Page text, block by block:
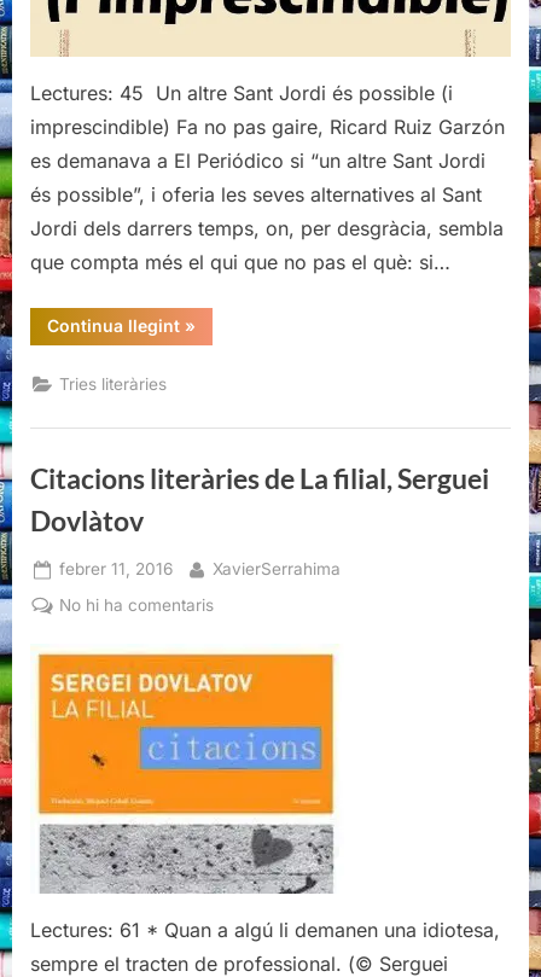
Lectures: 45 Un altre Sant Jordi és possible (i
imprescindible) Fa no pas gaire, Ricard Ruiz Garzón
es demanava a El Periódico si “un altre Sant Jordi
és possible”, i oferia les seves alternatives al Sant
Jordi dels darrers temps, on, per desgràcia, sembla
que compta més el qui que no pas el què: si…
Continua llegint“Tria
per
»
Tries literàries
Citacions literàries de La filial, Serguei
Dovlàtov
Posted
on
febrer 11, 2016 By
XavierSerrahima
No hi ha comentarisa
literàries
de
filial,
Serguei
Lectures: 61 * Quan a algú li demanen una idiotesa,
sempre el tracten de professional. (© Serguei